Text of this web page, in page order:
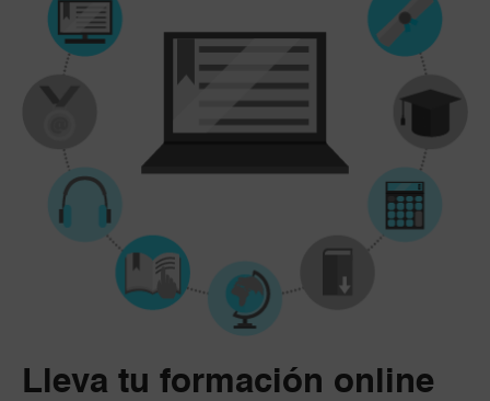
Lleva tu formación online